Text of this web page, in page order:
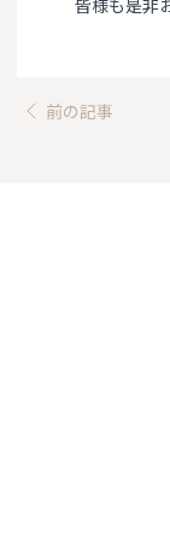
皆様も是非
前の記事